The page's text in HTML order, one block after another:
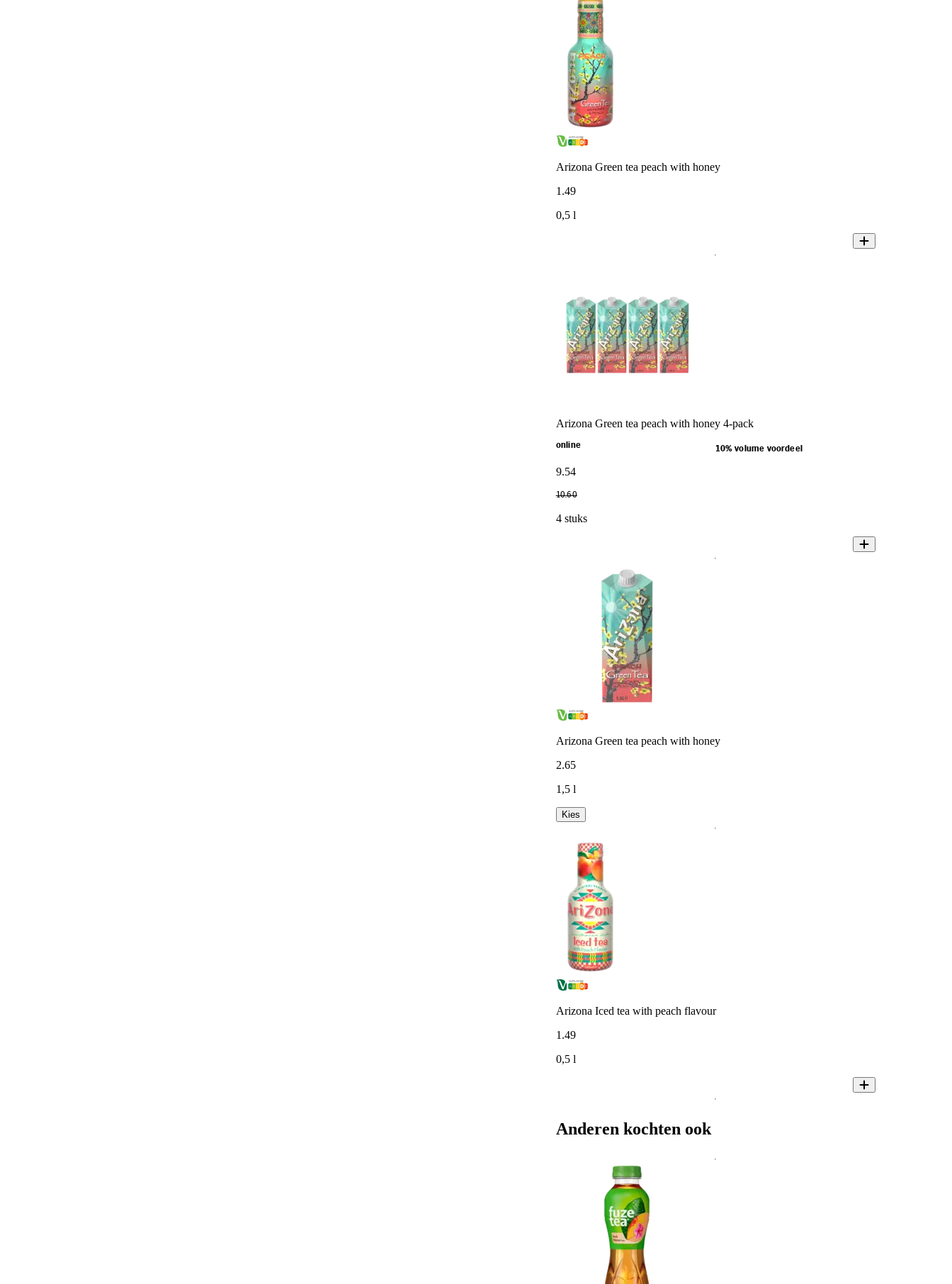
Arizona Green tea peach with honey
1 .49
0,5 l
Arizona Green tea peach with honey 4-pack
online 10% volume voordeel
9.54
10.60
4 stuks
Arizona Green tea peach with honey
2.65
1,5 l
Kies
Arizona Iced tea with peach flavour
1 .49
0,5 l
Anderen kochten ook